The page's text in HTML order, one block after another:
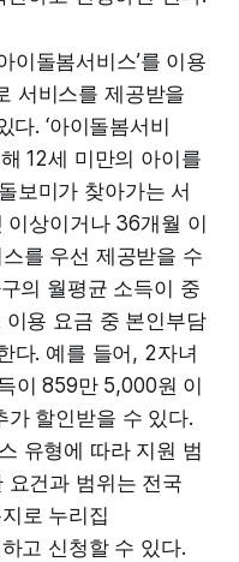
이돌봄서비스’를 이용
서비스를 제공받을
다. ‘아이돌봄서비
12세 미만의 아이를
보미가 찾아가는 서
이상이거나 36개월 이
를 우선 제공받을 수
의 월평균 소득이 중
용 요금 중 본인부담
다. 예를 들어, 2자녀
이 859만 5,000원 이
가 할인받을 수 있다.
유형에 따라 지원 범
요건과 범위는 전국
로 누리집
고 신청할 수 있다.